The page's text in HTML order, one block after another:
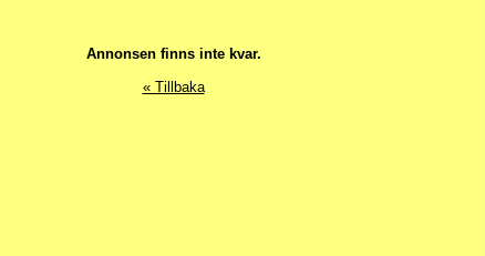
Annonsen finns inte kvar.
« Tillbaka